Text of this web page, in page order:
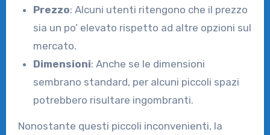
Prezzo: Alcuni utenti ritengono che il prezzo
sia un po’ elevato rispetto ad altre opzioni sul
mercato.
Dimensioni: Anche se le dimensioni
sembrano standard, per alcuni piccoli spazi
potrebbero risultare ingombranti.
Nonostante questi piccoli inconvenienti, la